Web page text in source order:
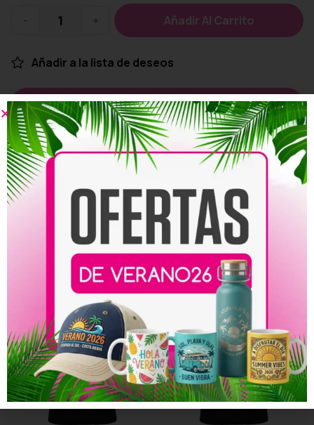
- + Añadir Al Carrito
Añadir a la lista de deseos
Personalizar
Compartir:
Productos relacionados